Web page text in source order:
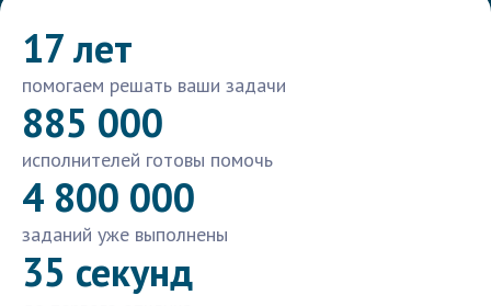
17 лет
помогаем решать ваши задачи
885 000
исполнителей готовы помочь
4 800 000
заданий уже выполнены
35 секунд